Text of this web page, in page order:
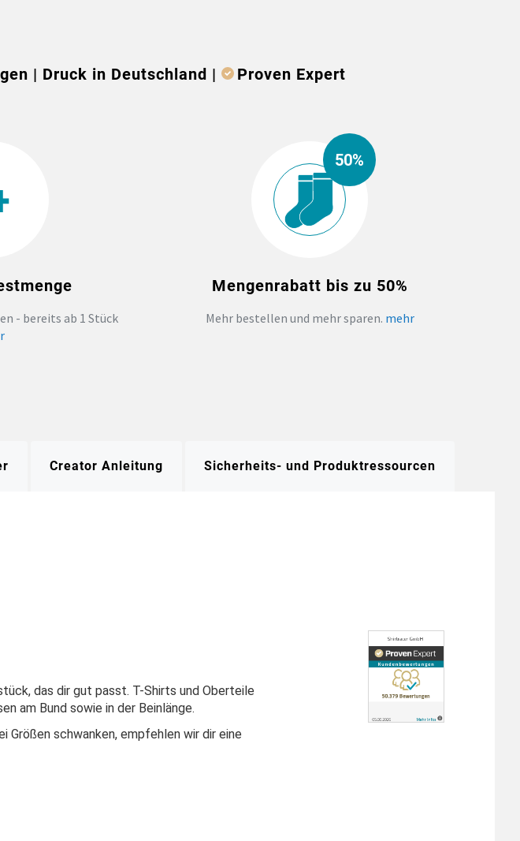
| Druck in Deutschland | Proven Expert
- bereits ab 1 Stück
50%
Mengenrabatt bis zu 50%
Mehr bestellen und mehr sparen. mehr
Creator Anleitung Sicherheits- und Produktressourcen
das dir gut passt. T-Shirts und Oberteile
am Bund sowie in der Beinlänge.
schwanken, empfehlen wir dir eine